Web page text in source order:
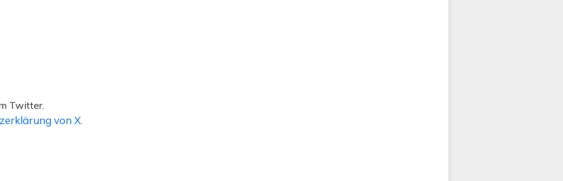
Twitter.
von X